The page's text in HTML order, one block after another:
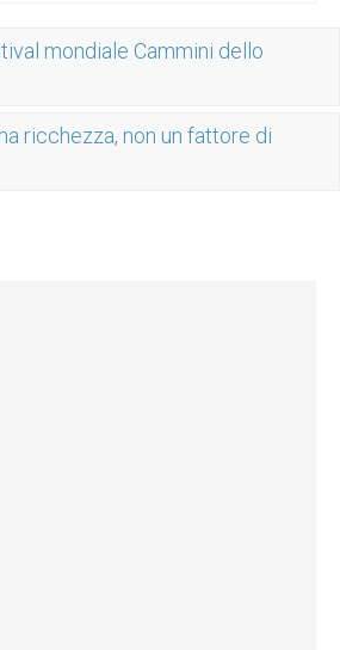
mondiale Cammini dello
ricchezza, non un fattore di